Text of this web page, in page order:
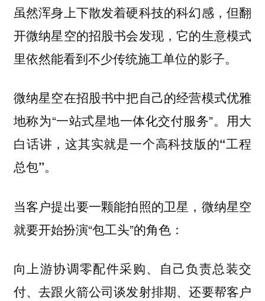
虽然浑身上下散发着硬科技的科幻感，但翻
开微纳星空的招股书会发现，它的生意模式
里依然能看到不少传统施工单位的影子。
微纳星空在招股书中把自己的经营模式优雅
地称为“一站式星地一体化交付服务”。 用大
白话讲，这其实就是一个高科技版的“工程
总包”。
当客户提出要一颗能拍照的卫星，微纳星空
就要开始扮演“包工头”的角色：
向上游协调零配件采购、自己负责总装交
付、去跟火箭公司谈发射排期、还要帮客户